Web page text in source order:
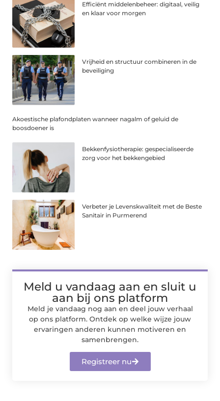
Efficiënt middelenbeheer: digitaal, veilig
en klaar voor morgen
Vrijheid en structuur combineren in de
beveiliging
Akoestische plafondplaten wanneer nagalm of geluid de
boosdoener is
Bekkenfysiotherapie: gespecialiseerde
zorg voor het bekkengebied
Verbeter je Levenskwaliteit met de Beste
Sanitair in Purmerend
Meld u vandaag aan en sluit u
aan bij ons platform
Meld je vandaag nog aan en deel jouw verhaal
op ons platform. Ontdek op welke wijze jouw
ervaringen anderen kunnen motiveren en
samenbrengen.
Registreer nu